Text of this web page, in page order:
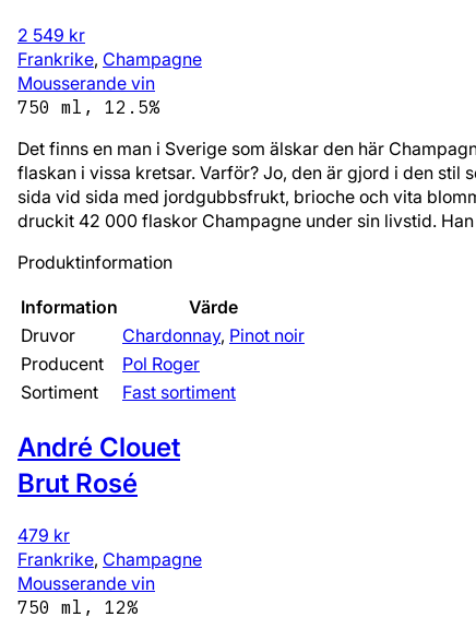
2 549 kr
Frankrike, Champagne
Mousserande vin
750 ml, 12.5%
Det finns en man i Sverige som älskar den här
flaskan i vissa kretsar. Varför? Jo, den är gjord i den stil
sida vid sida med jordgubbsfrukt, brioche och vita
druckit 42 000 flaskor Champagne under sin livstid.
Produktinformation
Information
Värde
Druvor
Chardonnay, Pinot noir
Producent
Pol Roger
Sortiment
Fast sortiment
André Clouet
Brut Rosé
479 kr
Frankrike, Champagne
Mousserande vin
750 ml, 12%